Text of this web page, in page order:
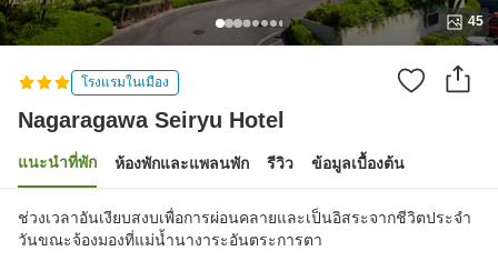
45
โรงแรมในเมือง
Nagaragawa Seiryu Hotel
แนะนำที่พัก ห้องพักและแพลนพัก รีวิว ข้อมูลเบื้องต้น
ช่วงเวลาอันเงียบสงบเพื่อการผ่อนคลายและเป็นอิสระจากชีวิตประจำ
วันขณะจ้องมองที่แม่น้ำนางาระอันตระการตา